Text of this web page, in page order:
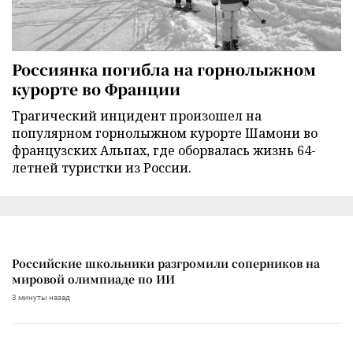
Россиянка погибла на горнолыжном
курорте во Франции
Трагический инцидент произошел на
популярном горнолыжном курорте Шамони во
французских Альпах, где оборвалась жизнь 64-
летней туристки из России.
Российские школьники разгромили соперников на
мировой олимпиаде по ИИ
3 минуты назад